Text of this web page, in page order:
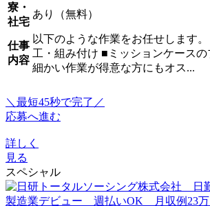
寮・
社宅
あり（無料）
仕事
内容
以下のような作業をお任せしま
工・組み付け ■ミッションケー
細かい作業が得意な方にもオス...
＼最短45秒で完了／
応募へ進む
詳しく
見る
スペシャル